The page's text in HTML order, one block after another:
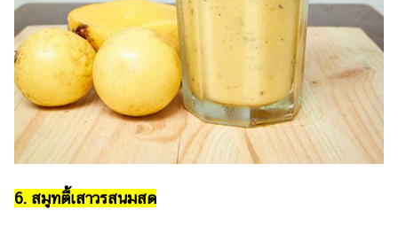
6. สมูทตี้เสาวรสนมสด